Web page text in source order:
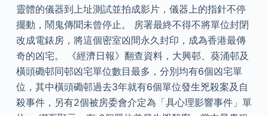
靈體的儀器到上址測試並拍成影片，儀器上的指針不停
擺動，鬧鬼傳聞未曾停止。 房署最終不得不將單位封閉
改成電錶房，將這個密室凶間永久封印，成為香港最傳
奇的凶宅。 《經濟日報》翻查資料，大興邨、葵涌邨及
橫頭磡邨同邨凶宅單位數目最多，分別均有6個凶宅單
位，其中橫頭磡邨過去3年就有6個單位發生兇殺案及自
殺事件，另有2個被房委會介定為「具心理影響事件」單